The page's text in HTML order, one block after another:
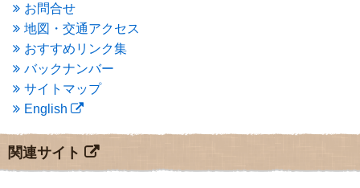
2014年12月
2014年9月(1)
2014年5月 (1)
2014年4月
2014年1月(1)
2013年11月 (4)
2013年10月
2013年8月
(7)
2013年7月
(7)
お問合せ
地図・交通アクセス
おすすめリンク集
バックナンバー
サイトマップ
English
関連サイト